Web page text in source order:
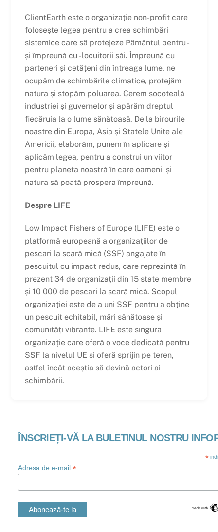
ClientEarth este o organizație non-profit care
folosește legea pentru a crea schimbări
sistemice care să protejeze Pământul pentru -
și împreună cu - locuitorii săi. Împreună cu
parteneri și cetățeni din întreaga lume, ne
ocupăm de schimbările climatice, protejăm
natura și stopăm poluarea. Cerem socoteală
industriei și guvernelor și apărăm dreptul
fiecăruia la o lume sănătoasă. De la birourile
noastre din Europa, Asia și Statele Unite ale
Americii, elaborăm, punem în aplicare și
aplicăm legea, pentru a construi un viitor
pentru planeta noastră în care oamenii și
natura să poată prospera împreună.
Despre LIFE
Low Impact Fishers of Europe (LIFE) este o
platformă europeană a organizațiilor de
pescari la scară mică (SSF) angajate în
pescuitul cu impact redus, care reprezintă în
prezent 34 de organizații din 15 state membre
și 10 000 de pescari la scară mică. Scopul
organizației este de a uni SSF pentru a obține
un pescuit echitabil, mări sănătoase și
comunități vibrante. LIFE este singura
organizație care oferă o voce dedicată pentru
SSF la nivelul UE și oferă sprijin pe teren,
astfel încât aceștia să devină actori ai
schimbării.
ÎNSCRIEȚI-VĂ LA BULETINUL NOSTRU
*
Adresa de e-mail*